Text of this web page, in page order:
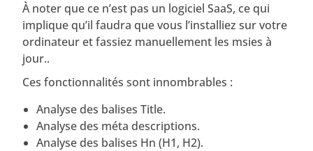
À noter que ce n’est pas un logiciel SaaS, ce qui
implique qu’il faudra que vous l’installiez sur votre
ordinateur et fassiez manuellement les msies à
jour..
Ces fonctionnalités sont innombrables :
Analyse des balises Title.
Analyse des méta descriptions.
Analyse des balises Hn (H1, H2).